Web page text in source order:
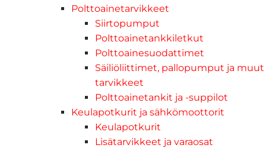
Polttoainetarvikkeet
Siirtopumput
Polttoainetankkiletkut
Polttoainesuodattimet
Säiliöliittimet, pallopumput ja muut
tarvikkeet
Polttoainetankit ja -suppilot
Keulapotkurit ja sähkömoottorit
Keulapotkurit
Lisätarvikkeet ja varaosat